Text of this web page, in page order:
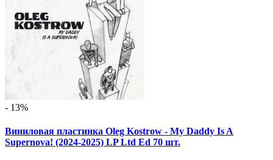
- 13%
Виниловая пластинка Oleg Kostrow - My Daddy Is A
Supernova! (2024-2025) LP Ltd Ed 70 шт.